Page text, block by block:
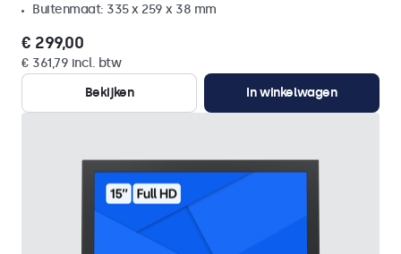
Buitenmaat: 335 x 259 x 38 mm
€ 299,00
€ 361,79 incl. btw
Bekijken
In winkelwagen